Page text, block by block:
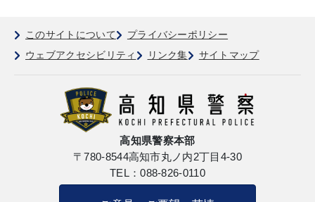
このサイトについて
プライバシーポリシー
ウェブアクセシビリティ
リンク集 サイトマップ
高知県警察本部
〒780-8544高知市丸ノ内2丁目4-30
TEL：088-826-0110